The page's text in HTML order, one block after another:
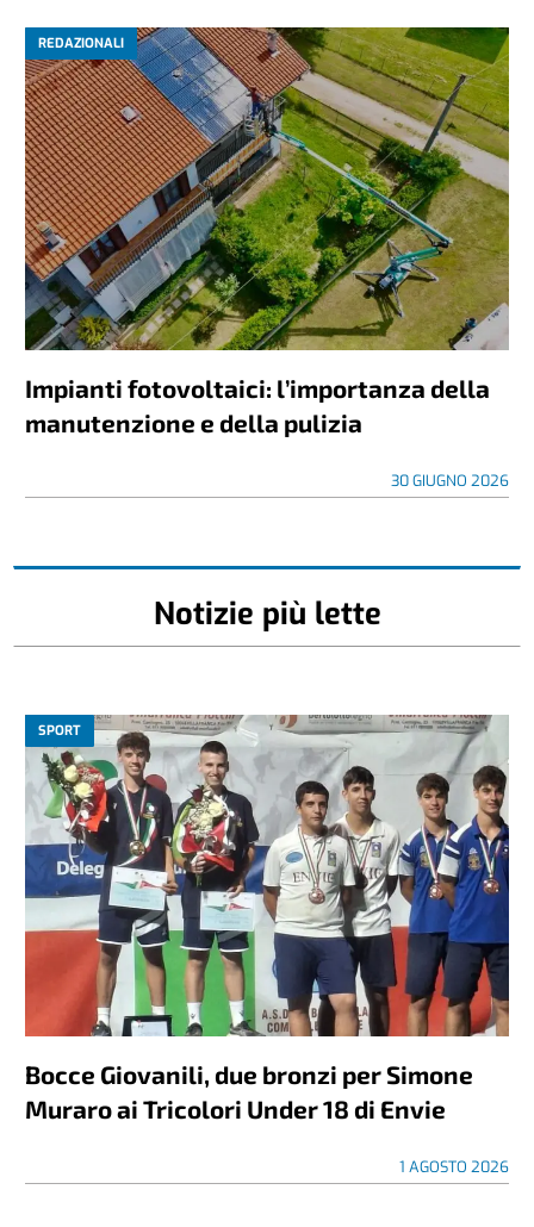
REDAZIONALI
Impianti fotovoltaici: l’importanza della
manutenzione e della pulizia
30 GIUGNO 2026
Notizie più lette
SPORT
Bocce Giovanili, due bronzi per Simone
Muraro ai Tricolori Under 18 di Envie
1 AGOSTO 2026